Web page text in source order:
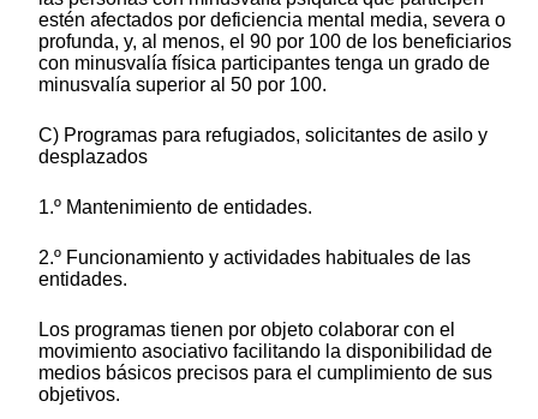
estén afectados por deficiencia mental media, severa o
profunda, y, al menos, el 90 por 100 de los beneficiarios
con minusvalía física participantes tenga un grado de
minusvalía superior al 50 por 100.
C) Programas para refugiados, solicitantes de asilo y
desplazados
1.º Mantenimiento de entidades.
2.º Funcionamiento y actividades habituales de las
entidades.
Los programas tienen por objeto colaborar con el
movimiento asociativo facilitando la disponibilidad de
medios básicos precisos para el cumplimiento de sus
objetivos.